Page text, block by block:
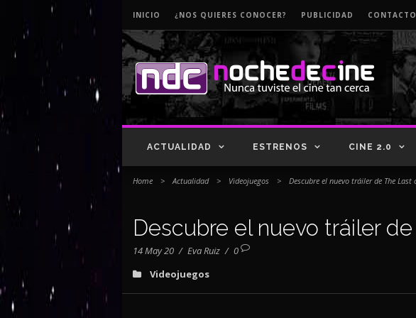
INICIO ¿NOS QUIERES CONOCER? PUBLICIDAD CONTACTO
ACTUALIDAD ESTRENOS CINE 2.0
Home > Actualidad > Videojuegos > Descubre el nuevo tráiler de The Last
Descubre el nuevo tráiler
14 May 20 / Eva Ruiz / 0
Videojuegos